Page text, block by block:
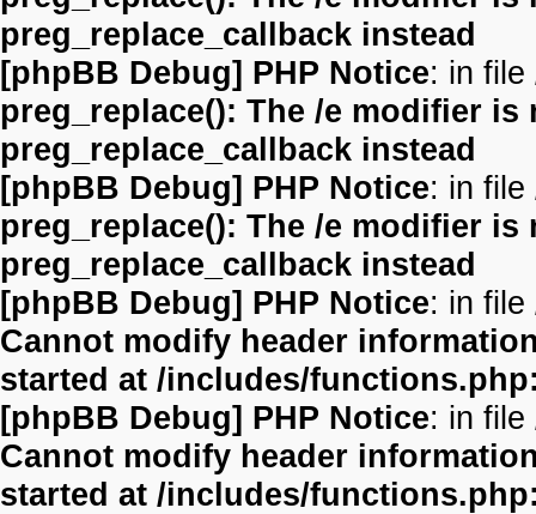
preg_replace_callback instead
[phpBB Debug] PHP Notice: in file
preg_replace(): The /e modifier
preg_replace_callback instead
[phpBB Debug] PHP Notice: in file
preg_replace(): The /e modifier
preg_replace_callback instead
[phpBB Debug] PHP Notice: in file
Cannot modify header
started at /includes/
[phpBB Debug] PHP Notice: in file
Cannot modify header
started at /includes/